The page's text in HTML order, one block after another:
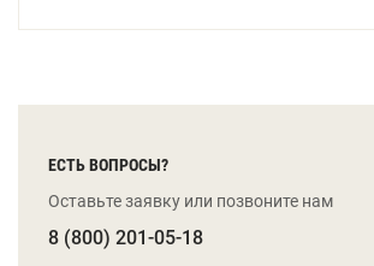
ЕСТЬ ВОПРОСЫ?
Оставьте заявку или позвоните нам
8 (800) 201-05-18